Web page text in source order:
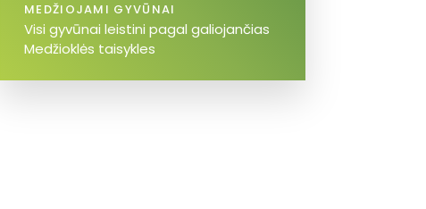
MEDŽIOJAMI GYVŪNAI
Visi gyvūnai leistini pagal galiojančias
Medžioklės taisykles